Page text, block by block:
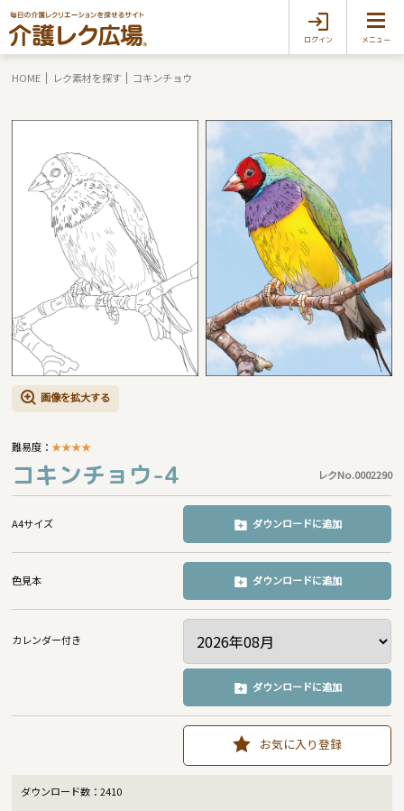
ログイン メニュー
HOME レク素材を探す コキンチョウ
画像を拡大する
難易度：★★★★
コキンチョウ-4 レクNo.0002290
A4サイズ ダウンロードに追加
色見本 ダウンロードに追加
カレンダー付き
ダウンロードに追加
お気に入り登録
ダウンロード数：2410